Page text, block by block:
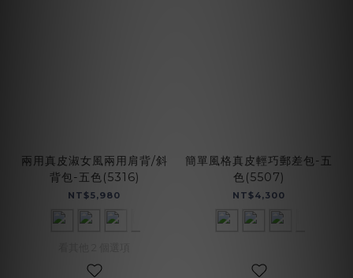
兩用真皮淑女風兩用肩背/斜
背包-五色(5316)
NT$5,980
簡單風格真皮輕巧郵差包-五
色(5507)
NT$4,300